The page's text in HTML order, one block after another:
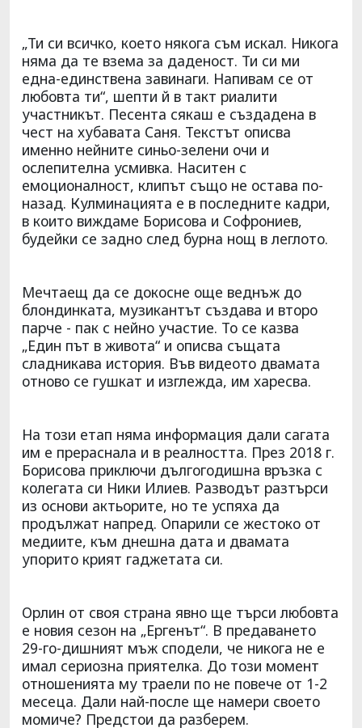
„Ти си всичко, което някога съм искал. Никога
няма да те взема за даденост. Ти си ми
една-единствена завинаги. Напивам се от
любовта ти“, шепти й в такт риалити
участникът. Песента сякаш е създадена в
чест на хубавата Саня. Текстът описва
именно нейните синьо-зелени очи и
ослепителна усмивка. Наситен с
емоционалност, клипът също не остава по-
назад. Кулминацията е в последните кадри,
в които виждаме Борисова и Софрониев,
будейки се задно след бурна нощ в леглото.
Мечтаещ да се докосне още веднъж до
блондинката, музикантът създава и второ
парче - пак с нейно участие. То се казва
„Един път в живота“ и описва същата
сладникава история. Във видеото двамата
отново се гушкат и изглежда, им харесва.
На този етап няма информация дали сагата
им е прераснала и в реалността. През 2018 г.
Борисова приключи дългогодишна връзка с
колегата си Ники Илиев. Разводът разтърси
из основи актьорите, но те успяха да
продължат напред. Опарили се жестоко от
медиите, към днешна дата и двамата
упорито крият гаджетата си.
Орлин от своя страна явно ще търси любовта
е новия сезон на „Ергенът“. В предаването
29-го-дишният мъж сподели, че никога не е
имал сериозна приятелка. До този момент
отношенията му траели по не повече от 1-2
месеца. Дали най-после ще намери своето
момиче? Предстои да разберем.